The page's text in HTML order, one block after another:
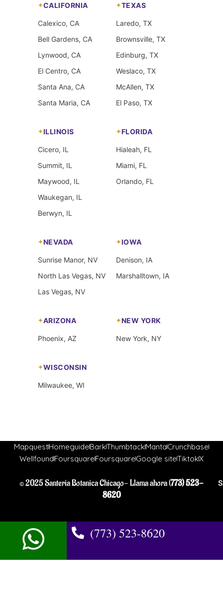
CALIFORNIA
Calexico, CA
Bell Gardens, CA
Lynwood, CA
El Centro, CA
Santa Ana, CA
Santa Maria, CA
TEXAS
Laredo, TX
Brownsville, TX
Edinburg, TX
Weslaco, TX
McAllen, TX
El Paso, TX
ILLINOIS
Cicero, IL
Summit, IL
Maywood, IL
Waukegan, IL
Berwyn, IL
FLORIDA
Hialeah, FL
Miami, FL
Orlando, FL
NEVADA
Sunrise Manor, NV
North Las Vegas, NV
Las Vegas, NV
IOWA
Denison, IA
Marshalltown, IA
ARIZONA
Phoenix, AZ
NEW YORK
New York, NY
WISCONSIN
Milwaukee, WI
MapquestHomeguideBarkThumbtackMantaCrunchbase
WellfoundFoursquareFoursquareGoogle siteTiktokX
© 2025 Santeria Botanica Chicago- Llama ahora (773) 523-
8620
(773) 523-8620